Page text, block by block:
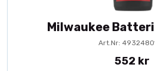
Milwaukee Batteri
Art.Nr:
552 kr